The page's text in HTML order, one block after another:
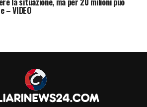
dal futuro di Gianluca
attorno al quale restano
con l’uscita di
– VIDEO